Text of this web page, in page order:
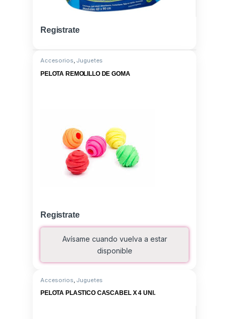
Registrate
Accesorios, Juguetes
PELOTA REMOLILLO DE GOMA
Registrate
Avísame cuando vuelva a estar
disponible
Accesorios, Juguetes
PELOTA PLASTICO CASCABEL X 4 UNI.